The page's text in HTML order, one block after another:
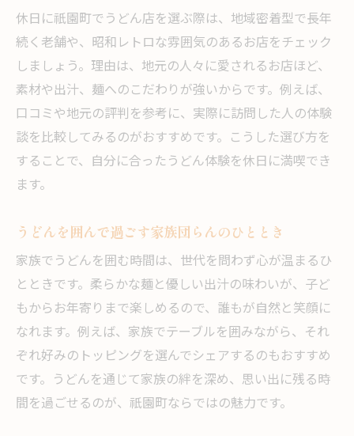
休日に祇園町でうどん店を選ぶ際は、地域密着型で長年
続く老舗や、昭和レトロな雰囲気のあるお店をチェック
しましょう。理由は、地元の人々に愛されるお店ほど、
素材や出汁、麺へのこだわりが強いからです。例えば、
口コミや地元の評判を参考に、実際に訪問した人の体験
談を比較してみるのがおすすめです。こうした選び方を
することで、自分に合ったうどん体験を休日に満喫でき
ます。
うどんを囲んで過ごす家族団らんのひととき
家族でうどんを囲む時間は、世代を問わず心が温まるひ
とときです。柔らかな麺と優しい出汁の味わいが、子ど
もからお年寄りまで楽しめるので、誰もが自然と笑顔に
なれます。例えば、家族でテーブルを囲みながら、それ
ぞれ好みのトッピングを選んでシェアするのもおすすめ
です。うどんを通じて家族の絆を深め、思い出に残る時
間を過ごせるのが、祇園町ならではの魅力です。